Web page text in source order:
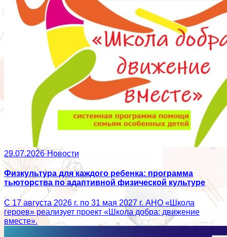
29.07.2026·Новости
Физкультура для каждого ребенка: программа
тьюторства по адаптивной физической культуре
С 17 августа 2026 г. по 31 мая 2027 г. АНО «Школа
героев» реализует проект «Школа добра: движение
вместе».